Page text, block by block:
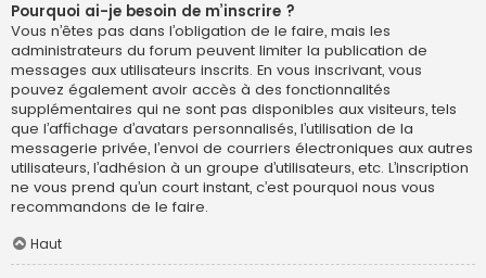
Pourquoi ai-je besoin de m’inscrire ?
Vous n’êtes pas dans l’obligation de le faire, mais les
administrateurs du forum peuvent limiter la publication de
messages aux utilisateurs inscrits. En vous inscrivant, vous
pouvez également avoir accès à des fonctionnalités
supplémentaires qui ne sont pas disponibles aux visiteurs, tels
que l’affichage d’avatars personnalisés, l’utilisation de la
messagerie privée, l’envoi de courriers électroniques aux autres
utilisateurs, l’adhésion à un groupe d’utilisateurs, etc. L’inscription
ne vous prend qu’un court instant, c’est pourquoi nous vous
recommandons de le faire.
Haut